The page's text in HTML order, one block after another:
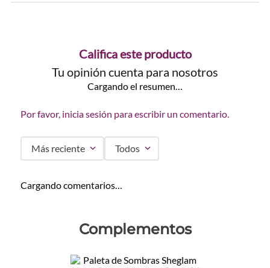
Califica este producto
Tu opinión cuenta para nosotros
Cargando el resumen…
Por favor, inicia sesión para escribir un comentario.
Más reciente Todos
Cargando comentarios…
Complementos